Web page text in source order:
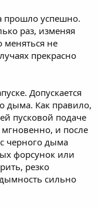
прошло успешно.
раз, изменяя
меняться не
прекрасно
Допускается
дыма. Как правило,
пусковой подаче
и после
черного дыма
форсунок или
резко
сильно